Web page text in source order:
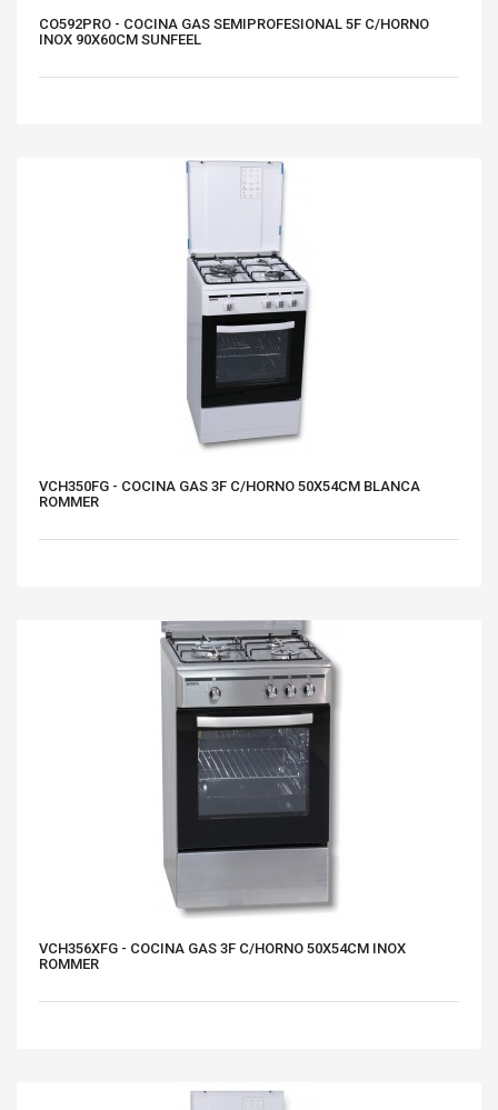
CO592PRO - COCINA GAS SEMIPROFESIONAL 5F C/HORNO
INOX 90X60CM SUNFEEL
VCH350FG - COCINA GAS 3F C/HORNO 50X54CM BLANCA
ROMMER
VCH356XFG - COCINA GAS 3F C/HORNO 50X54CM INOX
ROMMER